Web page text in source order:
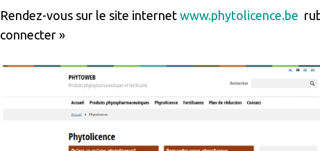
Rendez-vous sur le site internetwww.phytolicence.be
connecter »
Image